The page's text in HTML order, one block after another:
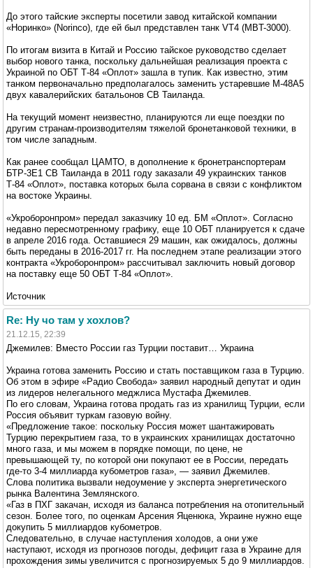
До этого тайские эксперты посетили завод китайской компании
«Норинко» (Norinco), где ей был представлен танк VT4 (MBT-3000).
По итогам визита в Китай и Россию тайское руководство сделает
выбор нового танка, поскольку дальнейшая реализация проекта с
Украиной по ОБТ Т-84 «Оплот» зашла в тупик. Как известно, этим
танком первоначально предполагалось заменить устаревшие M-48A5
двух кавалерийских батальонов СВ Таиланда.
На текущий момент неизвестно, планируются ли еще поездки по
другим странам-производителям тяжелой бронетанковой техники, в
том числе западным.
Как ранее сообщал ЦАМТО, в дополнение к бронетранспортерам
БТР-3E1 СВ Таиланда в 2011 году заказали 49 украинских танков
Т-84 «Оплот», поставка которых была сорвана в связи с конфликтом
на востоке Украины.
«Укроборонпром» передал заказчику 10 ед. БМ «Оплот». Согласно
недавно пересмотренному графику, еще 10 ОБТ планируется к сдаче
в апреле 2016 года. Оставшиеся 29 машин, как ожидалось, должны
быть переданы в 2016-2017 гг. На последнем этапе реализации этого
контракта «Укроборонпром» рассчитывал заключить новый договор
на поставку еще 50 ОБТ Т-84 «Оплот».
Источник
Re: Ну чо там у хохлов?
21.12.15, 22:39
Джемилев: Вместо России газ Турции поставит… Украина
Украина готова заменить Россию и стать поставщиком газа в Турцию.
Об этом в эфире «Радио Свобода» заявил народный депутат и один
из лидеров нелегального меджлиса Мустафа Джемилев.
По его словам, Украина готова продать газ из хранилищ Турции, если
Россия объявит туркам газовую войну.
«Предложение такое: поскольку Россия может шантажировать
Турцию перекрытием газа, то в украинских хранилищах достаточно
много газа, и мы можем в порядке помощи, по цене, не
превышающей ту, по которой они покупают ее в России, передать
где-то 3-4 миллиарда кубометров газа», — заявил Джемилев.
Слова политика вызвали недоумение у эксперта энергетического
рынка Валентина Землянского.
«Газ в ПХГ закачан, исходя из баланса потребления на отопительный
сезон. Более того, по оценкам Арсения Яценюка, Украине нужно еще
докупить 5 миллиардов кубометров.
Следовательно, в случае наступления холодов, а они уже
наступают, исходя из прогнозов погоды, дефицит газа в Украине для
прохождения зимы увеличится с прогнозируемых 5 до 9 миллиардов.